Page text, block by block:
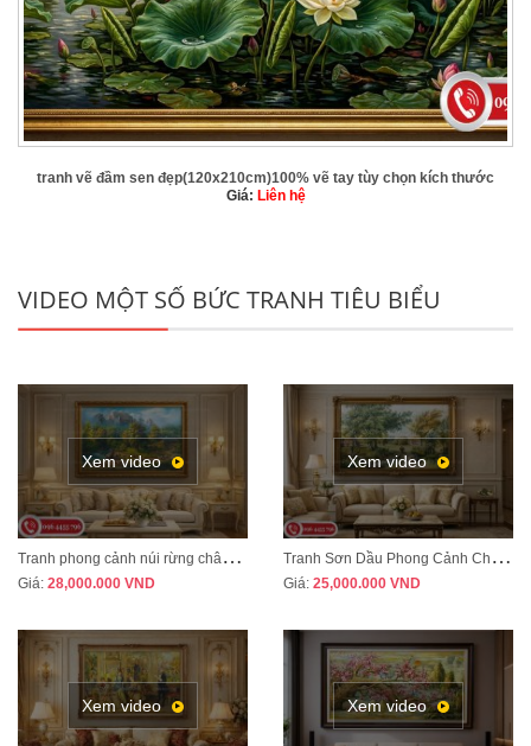
tranh vẽ đầm sen đẹp(120x210cm)100% vẽ tay tùy chọn kích thước
Giá: Liên hệ
VIDEO MỘT SỐ BỨC TRANH TIÊU BIỂU
Xem video
T
ranh phong cảnh núi rừng châu Âu treo phòng khách tân cổ điển sang trọng MÃ CD03
Giá: 28,000.000 VND
Xem video
T
ranh Sơn Dầu Phong Cảnh Châu Âu Treo Phòng Khách – Sang Trọng, Đẳng Cấp MÃ CD04
Giá: 25,000.000 VND
Xem video Xem video